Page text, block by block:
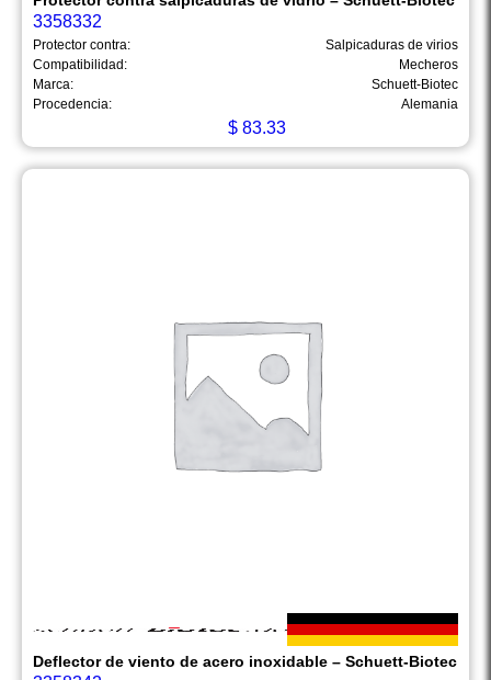
3358332
Protector contra:
Salpicaduras de virios
Compatibilidad:
Mecheros
Marca:
Schuett-Biotec
Procedencia:
Alemania
$83.33
Deflector de viento de acero inoxidable – Schuett-Biotec